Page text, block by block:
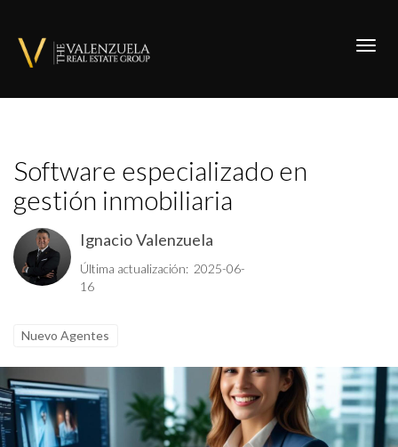
Software especializado en
gestión inmobiliaria
Ignacio Valenzuela
Última actualización: 2025-06-
16
Nuevo Agentes